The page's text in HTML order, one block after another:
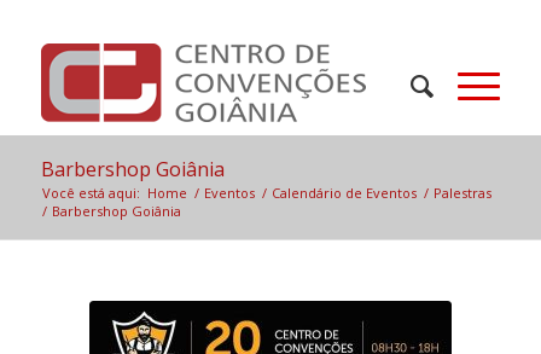
Barbershop Goiânia
Você está aqui: Home / Eventos / Calendário de Eventos / Palestras
/ Barbershop Goiânia